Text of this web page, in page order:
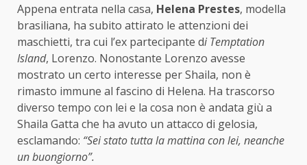
Appena entrata nella casa, Helena Prestes, modella
brasiliana, ha subito attirato le attenzioni dei
maschietti, tra cui l’ex partecipante di Temptation
Island, Lorenzo. Nonostante Lorenzo avesse
mostrato un certo interesse per Shaila, non è
rimasto immune al fascino di Helena. Ha trascorso
diverso tempo con lei e la cosa non è andata giù a
Shaila Gatta che ha avuto un attacco di gelosia,
esclamando: “Sei stato tutta la mattina con lei, neanche
un buongiorno”.